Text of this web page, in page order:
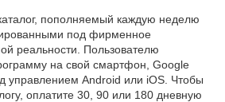
пополняемый каждую неделю
под фирменное
реальности. Пользователю
на свой смартфон, Google
управлением Android или iOS. Чтобы
оплатите 30, 90 или 180 дневную